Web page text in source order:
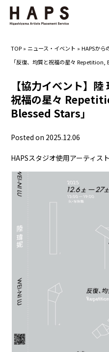
TOP » ニュース・イベント »HAPSから
「反復、均質と祝福の星々 Repetition,
【協力イベント】
祝福の星々
Blessed Stars」
Posted on 2025.12.06
HAPSスタジオ使用アーティス